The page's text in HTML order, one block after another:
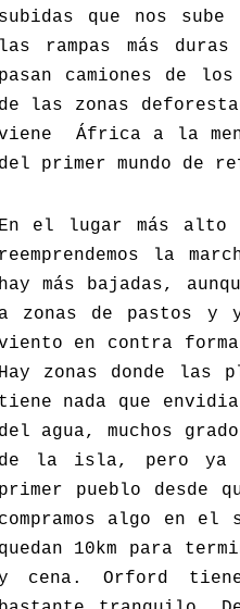
subidas que nos
las rampas más
pasan camiones de
de las zonas
África a la
del primer mundo de
En el lugar más alto
reemprendemos la
hay más bajadas,
a zonas de pastos y
en contra
Hay zonas donde las
tiene nada que
del agua, muchos
de la isla, pero ya
primer pueblo desde
compramos algo en el
quedan 10km para
cena. Orford tiene